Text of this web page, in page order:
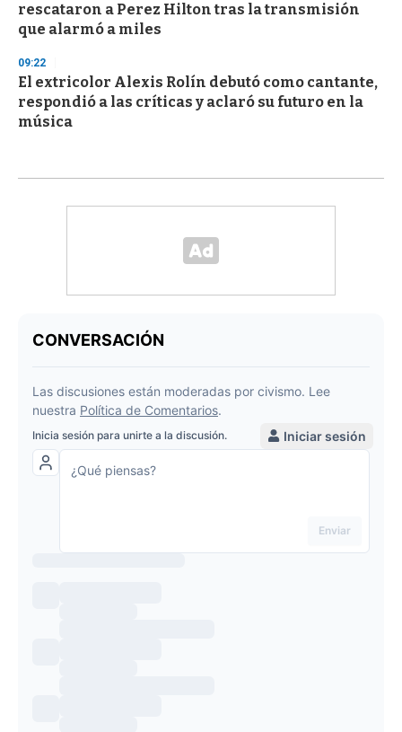
rescataron a Perez Hilton tras la transmisión
que alarmó a miles
09:22
El extricolor Alexis Rolín debutó como cantante,
respondió a las críticas y aclaró su futuro en la
música